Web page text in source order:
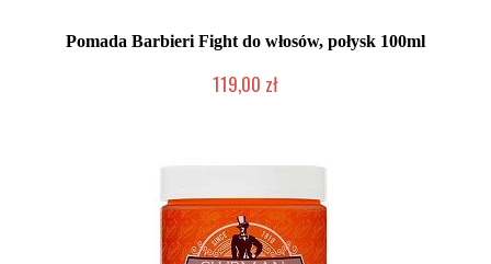
Pomada Barbieri Fight do włosów, połysk 100ml
119,00 zł